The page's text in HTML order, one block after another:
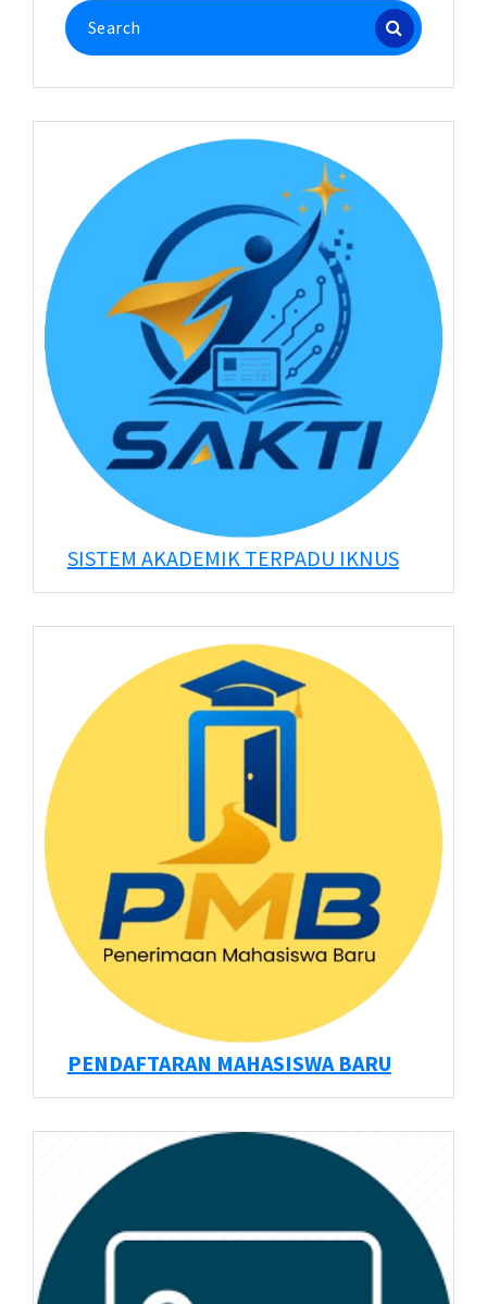
Search
for:
SISTEM AKADEMIK TERPADU IKNUS
PENDAFTARAN MAHASISWA BARU